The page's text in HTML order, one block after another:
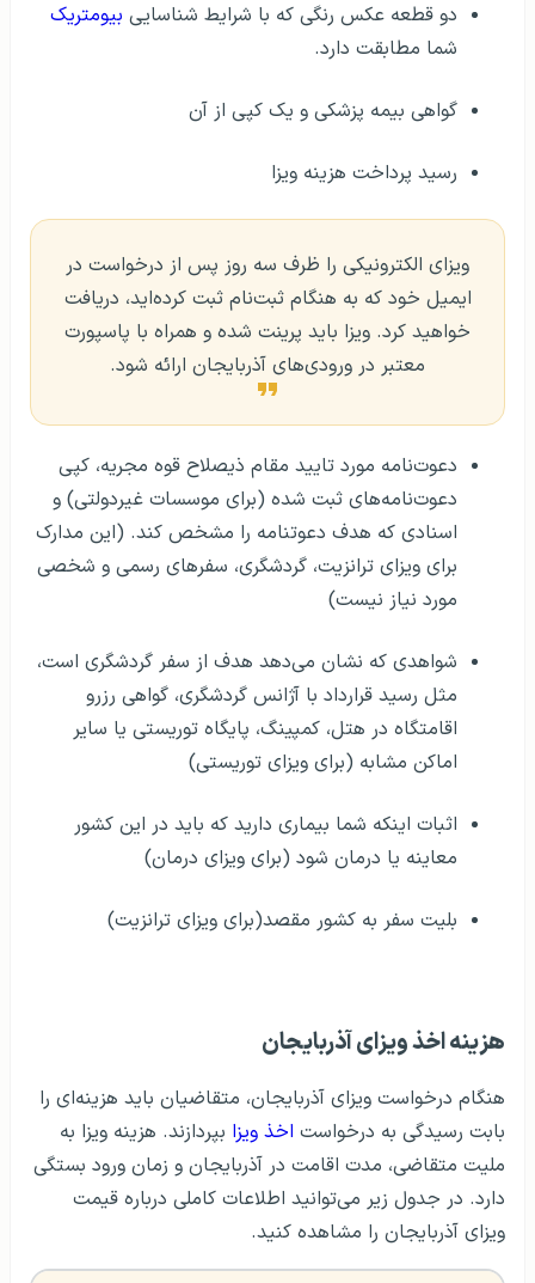
دو قطعه عکس رنگی که با شرایط شناسایی بیومتریک
شما مطابقت دارد.
گواهی بیمه پزشکی و یک کپی از آن
رسید پرداخت هزینه ویزا
ویزای الکترونیکی را ظرف سه روز پس از درخواست در
ایمیل خود که به هنگام ثبت‌نام ثبت کرده‌اید، دریافت
خواهید کرد. ویزا باید پرینت شده و همراه با پاسپورت
معتبر در ‌ورودی‌های آذربایجان ارائه شود.
دعوت‌نامه مورد تایید مقام ذیصلاح قوه مجریه، کپی
دعوت‌نامه‌های ثبت شده (برای موسسات غیردولتی) و
اسنادی که هدف دعوتنامه را مشخص کند. (این مدارک
برای ویزای ترانزیت، گردشگری، سفر‌های رسمی و شخصی
مورد نیاز نیست)
شواهدی که نشان می‌دهد هدف از سفر گردشگری است،
مثل رسید قرارداد با آژانس گردشگری، گواهی رزرو
اقامتگاه در هتل، کمپینگ، پایگاه توریستی یا سایر
اماکن مشابه (برای ویزای توریستی)
اثبات اینکه شما بیماری دارید که باید در این کشور
معاینه یا درمان شود (برای ویزای درمان)
بلیت سفر به کشور مقصد(برای ویزای ترانزیت)
هزینه اخذ ویزای آذربایجان
هنگام درخواست ویزای آذربایجان، متقاضیان باید هزینه‌ای را
بابت رسیدگی به درخواست اخذ ویزا بپردازند. هزینه ویزا به
ملیت متقاضی، مدت اقامت در آذربایجان و زمان ورود بستگی
دارد. در جدول زیر می‌توانید اطلاعات کاملی درباره قیمت
ویزای آذربایجان را مشاهده کنید.